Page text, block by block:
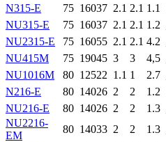
N315-E
75 16037 2.1 2.1 1.1
NU315-E
75 16037 2.1 2.1 1.2
NU2315-E
75 16055 2.1 2.1 4.2
NU415M
75 19045 3 3 4,5
NU1016M
80 12522 1.1 1 2.7
N216-E
80 14026 2 2 1.2
NU216-E
80 14026 2 2 1.3
NU2216-
EM
80 14033 2 2 1.3